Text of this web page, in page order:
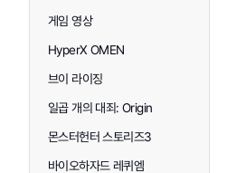
게임 영상
HyperX OMEN
브이 라이징
일곱 개의 대죄: Origin
몬스터헌터 스토리즈3
바이오하자드 레퀴엠